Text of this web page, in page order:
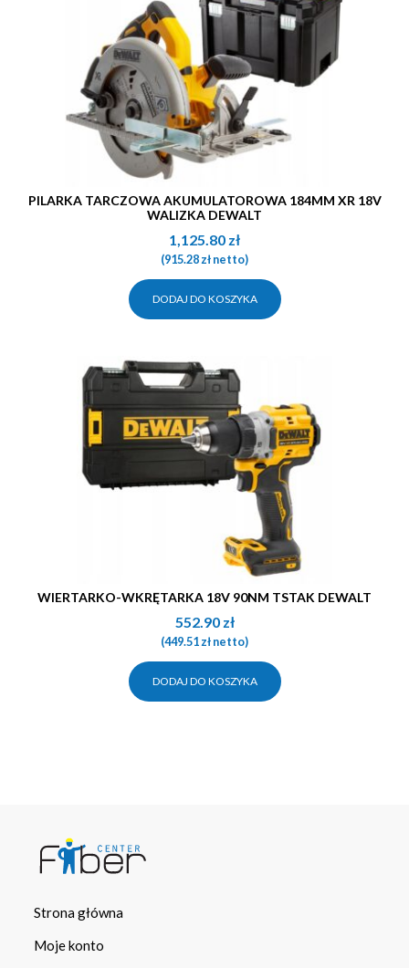
PILARKA TARCZOWA AKUMULATOROWA 184MM XR 18V
WALIZKA DEWALT
1,125.80 zł
(915.28złnetto)
DODAJ DO KOSZYKA
WIERTARKO-WKRĘTARKA 18V 90NM TSTAK DEWALT
552.90 zł
(449.51złnetto)
DODAJ DO KOSZYKA
Strona główna
Moje konto